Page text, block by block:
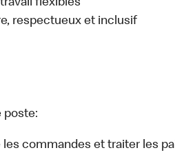
flexibles
respectueux et inclusif
poste:
commandes et traiter les